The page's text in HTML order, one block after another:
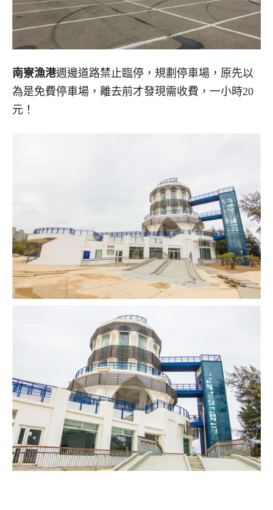
南寮漁港週邊道路禁止臨停，規劃停車場，原先以
為是免費停車場，離去前才發現需收費，一小時20
元！